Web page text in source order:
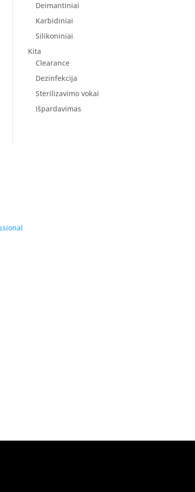
Deimantiniai
Karbidiniai
Silikoniniai
Kita
Clearance
Dezinfekcija
Sterilizavimo vokai
Išpardavimas